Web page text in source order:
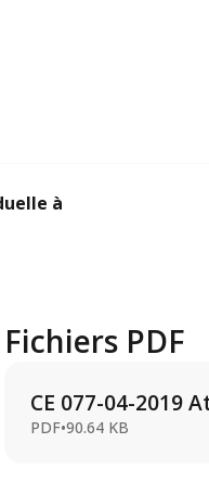
à la form...
Fichiers PDF
CE 077-04-2019
PDF•90.64 KB